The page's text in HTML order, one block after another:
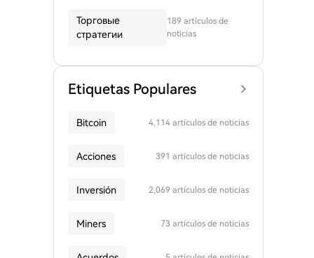
Торговые
стратегии
189 artículos de
noticias
Etiquetas Populares
Bitcoin 4,114 artículos de noticias
Acciones 391 artículos de noticias
Inversión 2,069 artículos de noticias
Miners 73 artículos de noticias